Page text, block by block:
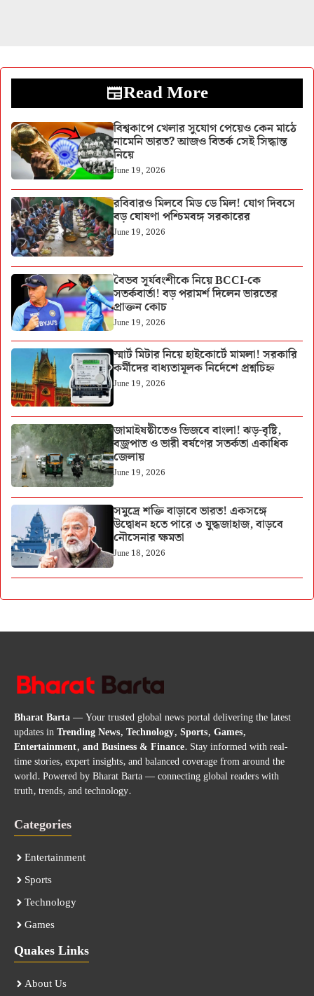
Read More
বিশ্বকাপে খেলার সুযোগ পেয়েও কেন মাঠে
নামেনি ভারত? আজও বিতর্ক সেই সিদ্ধান্ত
নিয়ে
June 19, 2026
রবিবারও মিলবে মিড ডে মিল! যোগ দিবসে
বড় ঘোষণা পশ্চিমবঙ্গ সরকারের
June 19, 2026
বৈভব সূর্যবংশীকে নিয়ে BCCI-কে
সতর্কবার্তা! বড় পরামর্শ দিলেন ভারতের
প্রাক্তন কোচ
June 19, 2026
স্মার্ট মিটার নিয়ে হাইকোর্টে মামলা! সরকারি
কর্মীদের বাধ্যতামূলক নির্দেশে প্রশ্নচিহ্ন
June 19, 2026
জামাইষষ্ঠীতেও ভিজবে বাংলা! ঝড়-বৃষ্টি,
বজ্রপাত ও ভারী বর্ষণের সতর্কতা একাধিক
জেলায়
June 19, 2026
সমুদ্রে শক্তি বাড়াবে ভারত! একসঙ্গে
উদ্বোধন হতে পারে ৩ যুদ্ধজাহাজ, বাড়বে
নৌসেনার ক্ষমতা
June 18, 2026
Bharat Barta— Your trusted global news portal delivering the latest
updates inTrending News, Technology, Sports, Games,
Entertainment, and Business & Finance. Stay informed with real-
time stories, expert insights, and balanced coverage from around the
world. Powered by Bharat Barta — connecting global readers with
truth, trends, and technology.
Categories
Entertainment
Sports
Technology
Games
Quakes Links
About Us